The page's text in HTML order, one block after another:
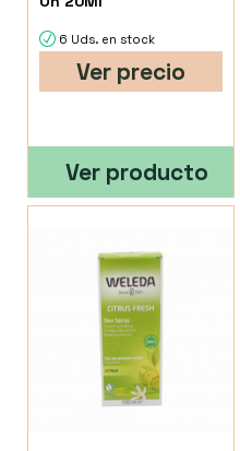
6 Uds. en stock
Ver precio
Ver producto